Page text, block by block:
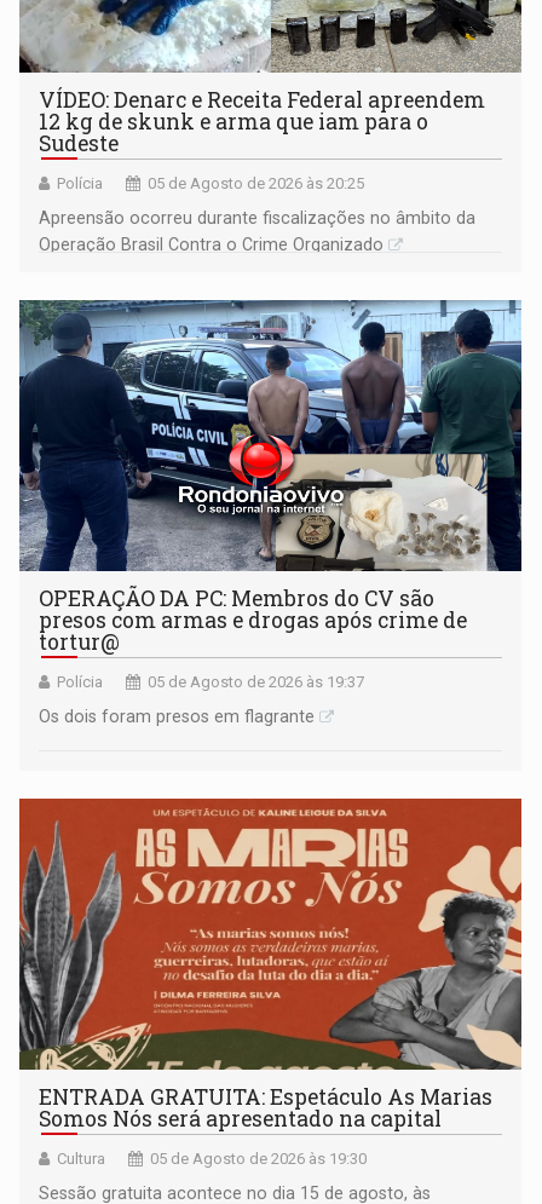
VÍDEO: Denarc e Receita Federal apreendem
12 kg de skunk e arma que iam para o
Sudeste
Polícia 05 de Agosto de 2026 às 20:25
Apreensão ocorreu durante fiscalizações no âmbito da
Operação Brasil Contra o Crime Organizado
OPERAÇÃO DA PC: Membros do CV são
presos com armas e drogas após crime de
tortur@
Polícia 05 de Agosto de 2026 às 19:37
Os dois foram presos em flagrante
ENTRADA GRATUITA: Espetáculo As Marias
Somos Nós será apresentado na capital
Cultura 05 de Agosto de 2026 às 19:30
Sessão gratuita acontece no dia 15 de agosto, às